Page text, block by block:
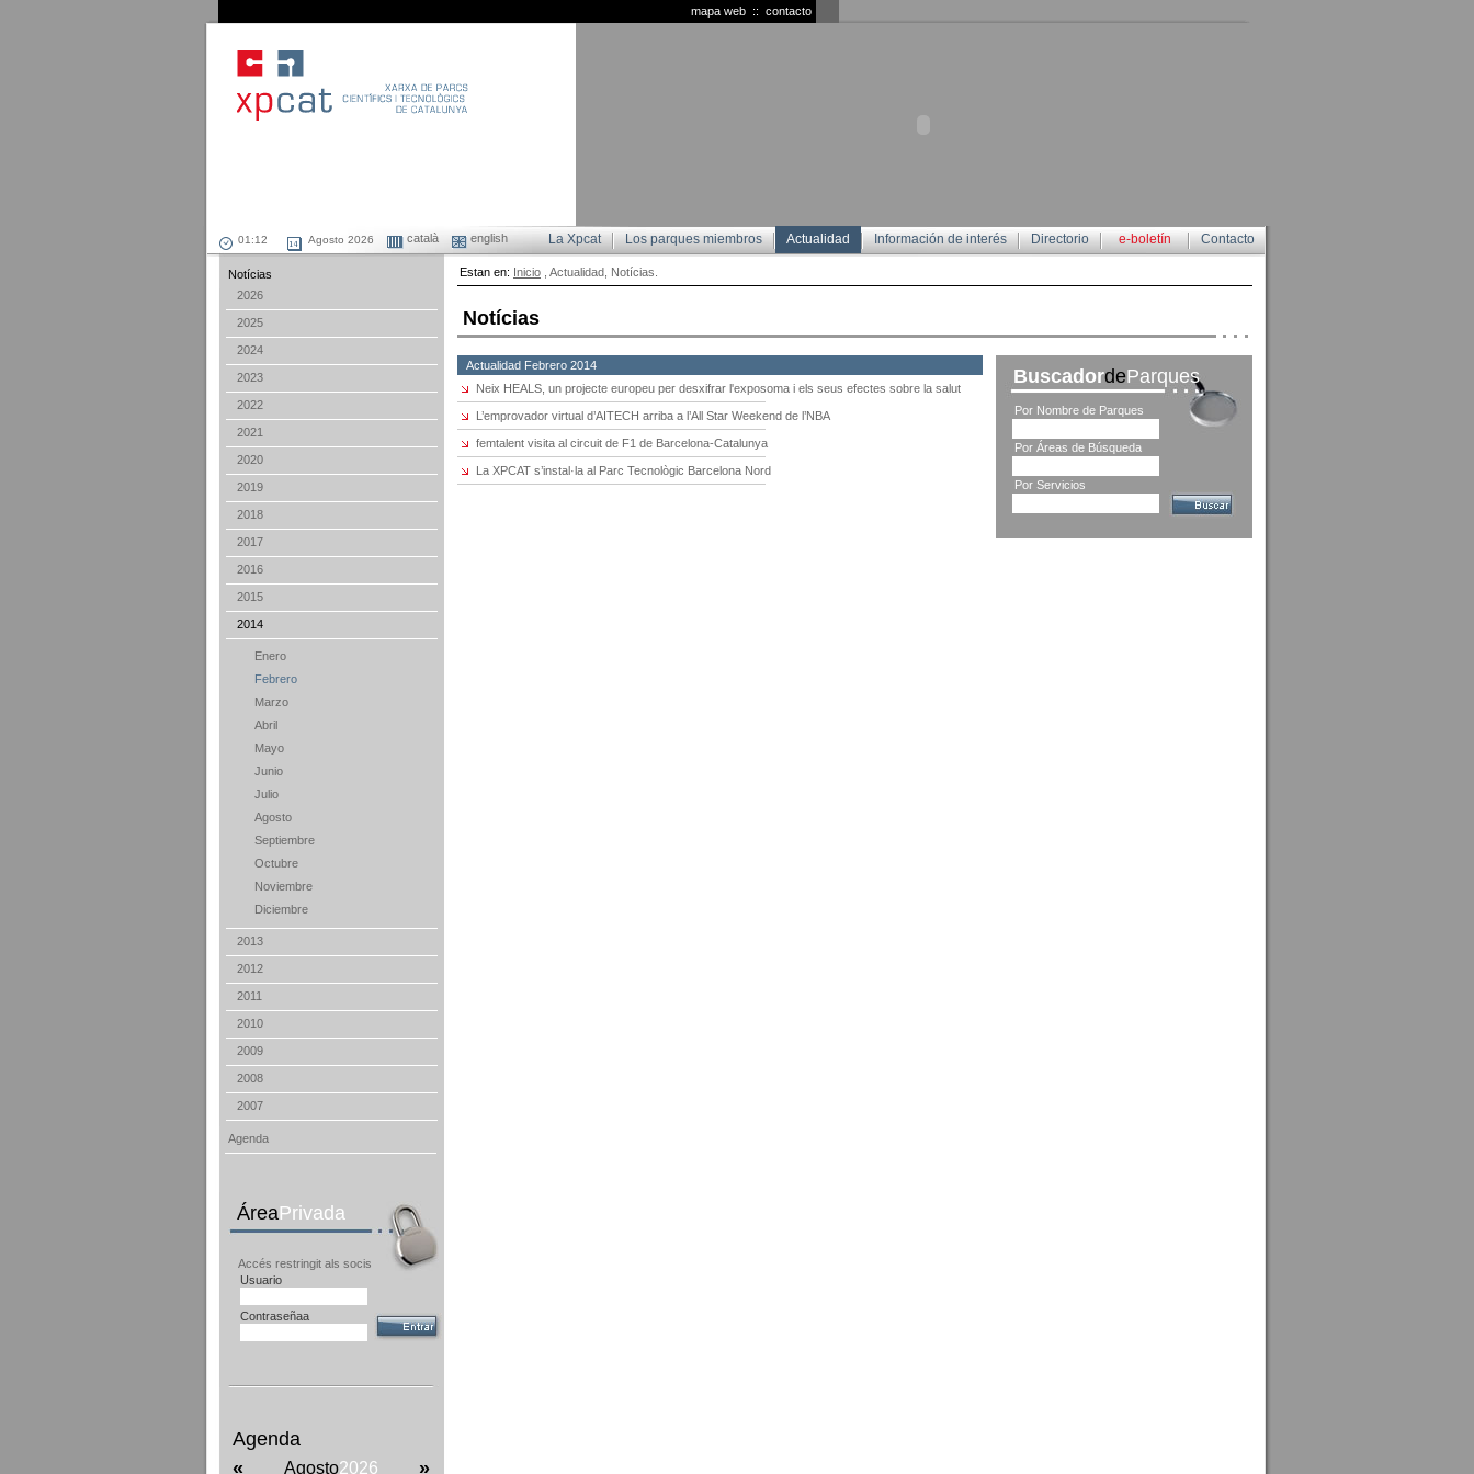
contacto
::
mapa web
Agosto 2026 català english Contacto
e-boletín
Directorio
Información de interés
Actualidad
Los parques miembros
La Xpcat
Notícias
2026
2025
2024
2023
2022
2021
2020
2019
2018
2017
2016
2015
2014
Enero
Febrero
Marzo
Abril
Mayo
Junio
Julio
Agosto
Septiembre
Octubre
Noviembre
Diciembre
2013
2012
2011
2010
2009
2008
2007
Agenda
ÁreaPrivada
Accés restringit als socis
Usuario
Contraseñaa
Agenda
«
Agosto2026 »
Estan en: Inicio , Actualidad, Notícias.
Notícias
Actualidad Febrero 2014
Neix HEALS, un projecte europeu per desxifrar l'exposoma i els seus efectes sobre la salut
L’emprovador virtual d’AITECH arriba a l’All Star Weekend de l’NBA
femtalent visita al circuit de F1 de Barcelona-Catalunya
La XPCAT s’instal·la al Parc Tecnològic Barcelona Nord
BuscadordeParques
Por Nombre de Parques
Por Áreas de Búsqueda
Por Servicios